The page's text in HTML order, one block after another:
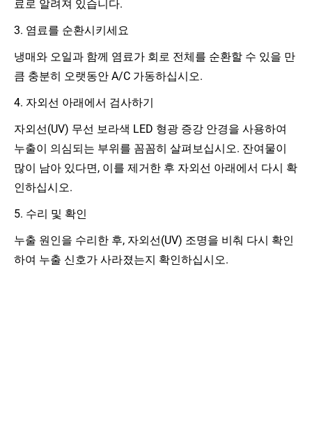
료로 알려져 있습니다.
3. 염료를 순환시키세요
냉매와 오일과 함께 염료가 회로 전체를 순환할 수 있을 만
큼 충분히 오랫동안 A/C 가동하십시오.
4. 자외선 아래에서 검사하기
자외선(UV) 무선 보라색 LED 형광 증강 안경을 사용하여
누출이 의심되는 부위를 꼼꼼히 살펴보십시오. 잔여물이
많이 남아 있다면, 이를 제거한 후 자외선 아래에서 다시 확
인하십시오.
5. 수리 및 확인
누출 원인을 수리한 후, 자외선(UV) 조명을 비춰 다시 확인
하여 누출 신호가 사라졌는지 확인하십시오.